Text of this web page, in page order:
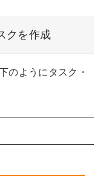
クを作成
のようにタスク・